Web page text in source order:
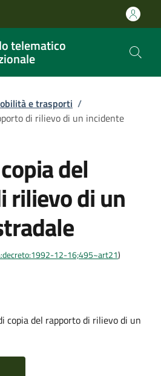
telematico
e trasporti /
di rilievo di un incidente
del
rilievo di un
12-16;495~art21)
copia del rapporto di rilievo di un